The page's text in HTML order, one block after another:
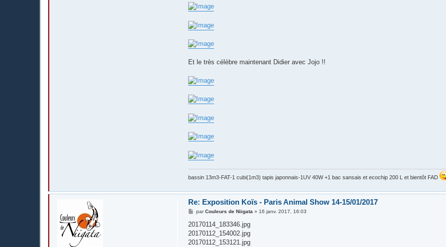
Et le très célèbre maintenant Didier avec Jojo !!
bassin 13m3-FAT-1 cubi(1m3) tapis japonnais-1UV 40W +1 bac sansais et ecochip 200 L et bientôt FAD
Re: Exposition Koïs - Paris Animal Show 14-15/01/2017
M
s
a
g
parCouleurs de Niigata » 16 janv. 2017, 16:03
20170114_183346.jpg
20170112_154002.jpg
20170112_153121.jpg